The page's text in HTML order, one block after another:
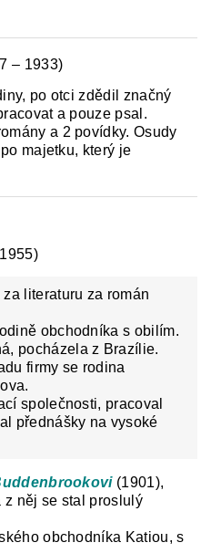
– 1933)
po otci zdědil značný
a pouze psal.
a 2 povídky. Osudy
majetku, který je
literaturu za román
obchodníka s obilím.
pocházela z Brazílie.
firmy se rodina
společnosti, pracoval
přednášky na vysoké
(1901),
něj se stal proslulý
obchodníka Katiou, s